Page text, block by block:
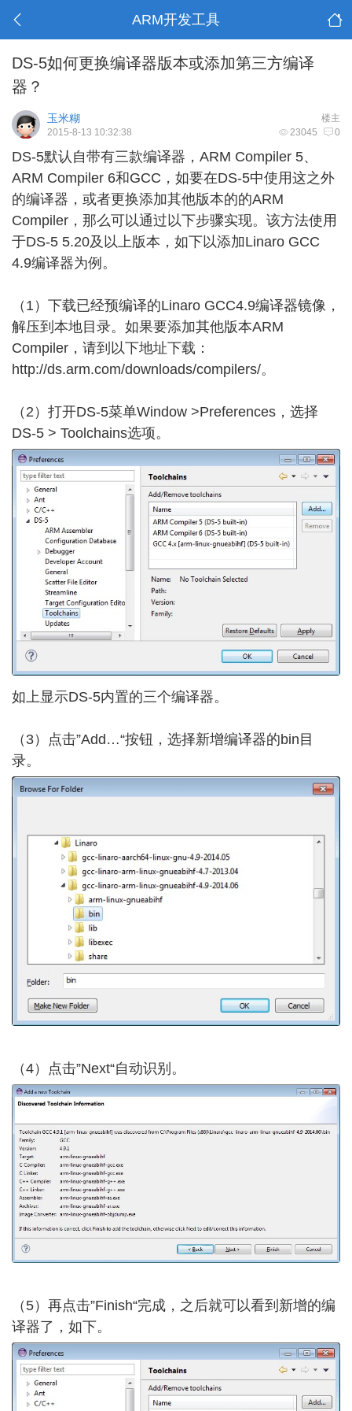
ARM开发工具
DS-5如何更换编译器版本或添加第三方编译
器？
楼主
玉米糊
23045 0
2015-8-13 10:32:38
DS-5默认自带有三款编译器，ARM Compiler 5、
ARM Compiler 6和GCC，如要在DS-5中使用这之外
的编译器，或者更换添加其他版本的的ARM
Compiler，那么可以通过以下步骤实现。该方法使用
于DS-5 5.20及以上版本，如下以添加Linaro GCC
4.9编译器为例。
（1）下载已经预编译的Linaro GCC4.9编译器镜像，
解压到本地目录。如果要添加其他版本ARM
Compiler，请到以下地址下载：
http://ds.arm.com/downloads/compilers/。
（2）打开DS-5菜单Window >Preferences，选择
DS-5 > Toolchains选项。
如上显示DS-5内置的三个编译器。
（3）点击”Add…“按钮，选择新增编译器的bin目
录。
（4）点击”Next“自动识别。
（5）再点击”Finish“完成，之后就可以看到新增的编
译器了，如下。